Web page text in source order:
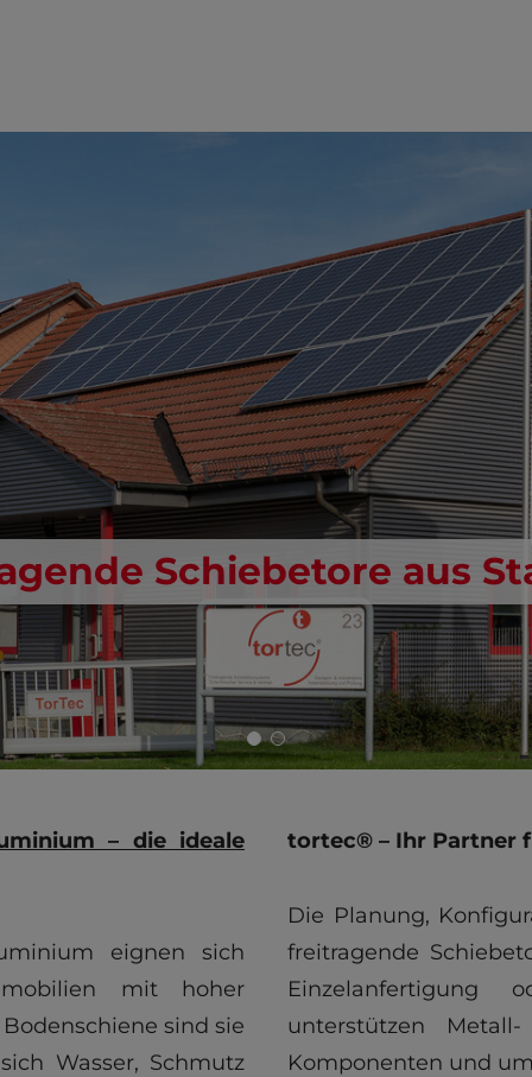
Schiebetore aus
– die ideale
eignen sich
mit hoher
sind sie
Wasser, Schmutz
tortec® – Ihr Partner
Die Planung,
freitragende
Einzelanfertigung
unterstützen
Komponenten und